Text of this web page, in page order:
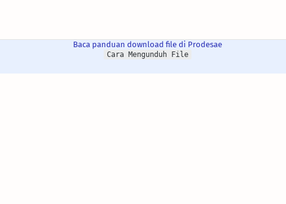
Baca panduan download file di Prodesae
Cara Mengunduh File